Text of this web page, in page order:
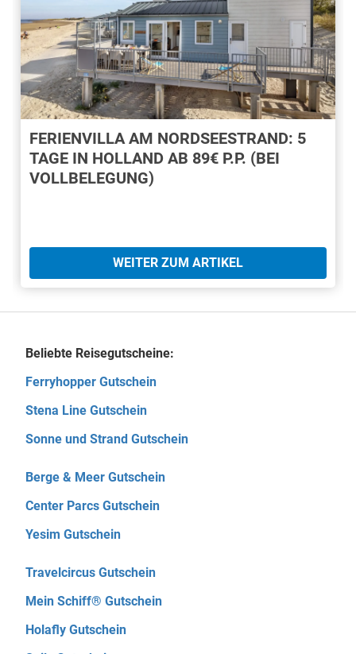
FERIENVILLA AM NORDSEESTRAND: 5
TAGE IN HOLLAND AB 89€ P.P. (BEI
VOLLBELEGUNG)
WEITER ZUM ARTIKEL
Beliebte Reisegutscheine:
Ferryhopper Gutschein
Stena Line Gutschein
Sonne und Strand Gutschein
Berge & Meer Gutschein
Center Parcs Gutschein
Yesim Gutschein
Travelcircus Gutschein
Mein Schiff® Gutschein
Holafly Gutschein